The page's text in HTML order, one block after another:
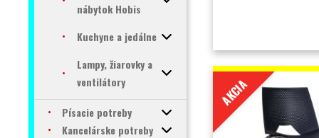
nábytok Hobis
Kuchyne a jedálne
Lampy, žiarovky a
ventilátory
Písacie potreby
Kancelárske potreby
AKCIA